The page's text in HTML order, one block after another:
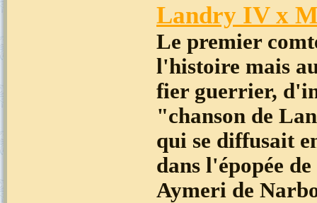
Landry IV x
Le premier
l'histoire mais
fier guerrier,
"chanson de
qui se diffusait
dans l'épopée
Aymeri de